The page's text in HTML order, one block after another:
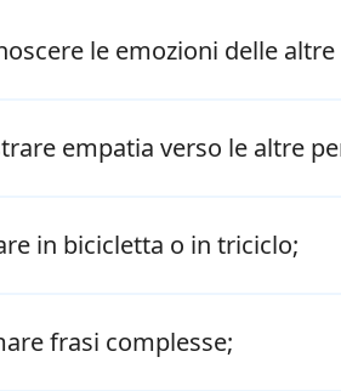
le emozioni delle
empatia verso le altre
in bicicletta o in triciclo;
frasi complesse;